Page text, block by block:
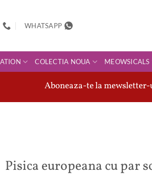
WHATSAPP
COLECTIA NOUA MEOWSICALS
Aboneaza-te la
Pisica europeana cu par